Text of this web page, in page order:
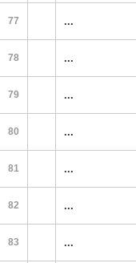
77 ...
78 ...
79 ...
80 ...
81 ...
82 ...
83 ...